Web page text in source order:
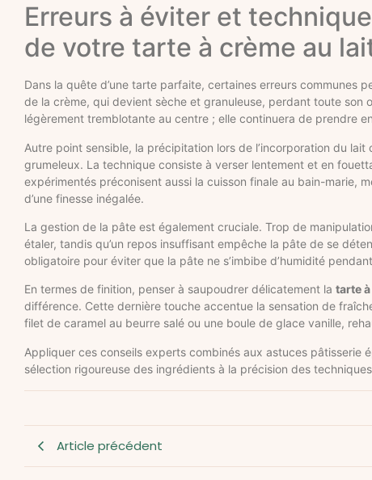
Erreurs à éviter et
de votre tarte à crème au
Dans la quête d’une tarte parfaite, certaines erreurs communes
de la crème, qui devient sèche et granuleuse, perdant toute
légèrement tremblotante au centre ; elle continuera de prendre
Autre point sensible, la précipitation lors de l’incorporation du
grumeleux. La technique consiste à verser lentement et en
expérimentés préconisent aussi la cuisson finale au bain-marie,
d’une finesse inégalée.
La gestion de la pâte est également cruciale. Trop de
étaler, tandis qu’un repos insuffisant empêche la pâte de se
obligatoire pour éviter que la pâte ne s’imbibe d’humidité
En termes de finition, penser à saupoudrer délicatement la tarte
différence. Cette dernière touche accentue la sensation de
filet de caramel au beurre salé ou une boule de glace vanille,
Appliquer ces conseils experts combinés aux astuces pâtisserie
sélection rigoureuse des ingrédients à la précision des
Article précédent